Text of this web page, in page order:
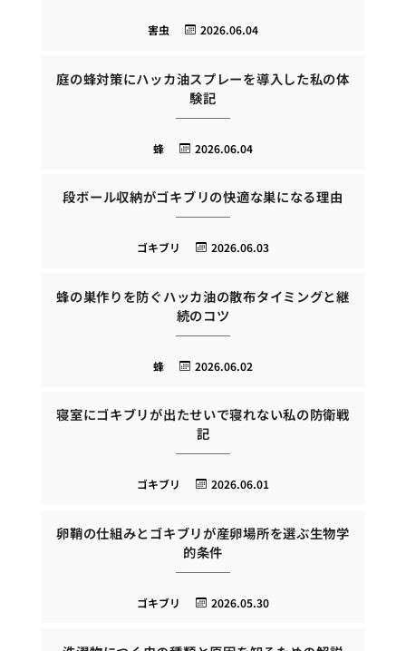
2026.06.04
害虫
庭の蜂対策にハッカ油スプレーを導入した私の体
験記
2026.06.04
蜂
段ボール収納がゴキブリの快適な巣になる理由
2026.06.03
ゴキブリ
蜂の巣作りを防ぐハッカ油の散布タイミングと継
続のコツ
2026.06.02
蜂
寝室にゴキブリが出たせいで寝れない私の防衛戦
記
2026.06.01
ゴキブリ
卵鞘の仕組みとゴキブリが産卵場所を選ぶ生物学
的条件
2026.05.30
ゴキブリ